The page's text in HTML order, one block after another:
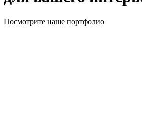
Посмотрите наше портфолио